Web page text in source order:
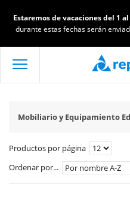
Estaremos de vacaciones del 1
durante estas fechas serán
Mobiliario y Equipamiento
Productos por página
Ordenar por...